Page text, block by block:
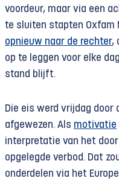
voordeur, maar via een
te sluiten stapten Oxfam
opnieuw naar de rechter,
op te leggen voor elke
stand blijft.
Die eis werd vrijdag door
afgewezen. Als motivatie
interpretatie van het
opgelegde verbod. Dat
onderdelen via het